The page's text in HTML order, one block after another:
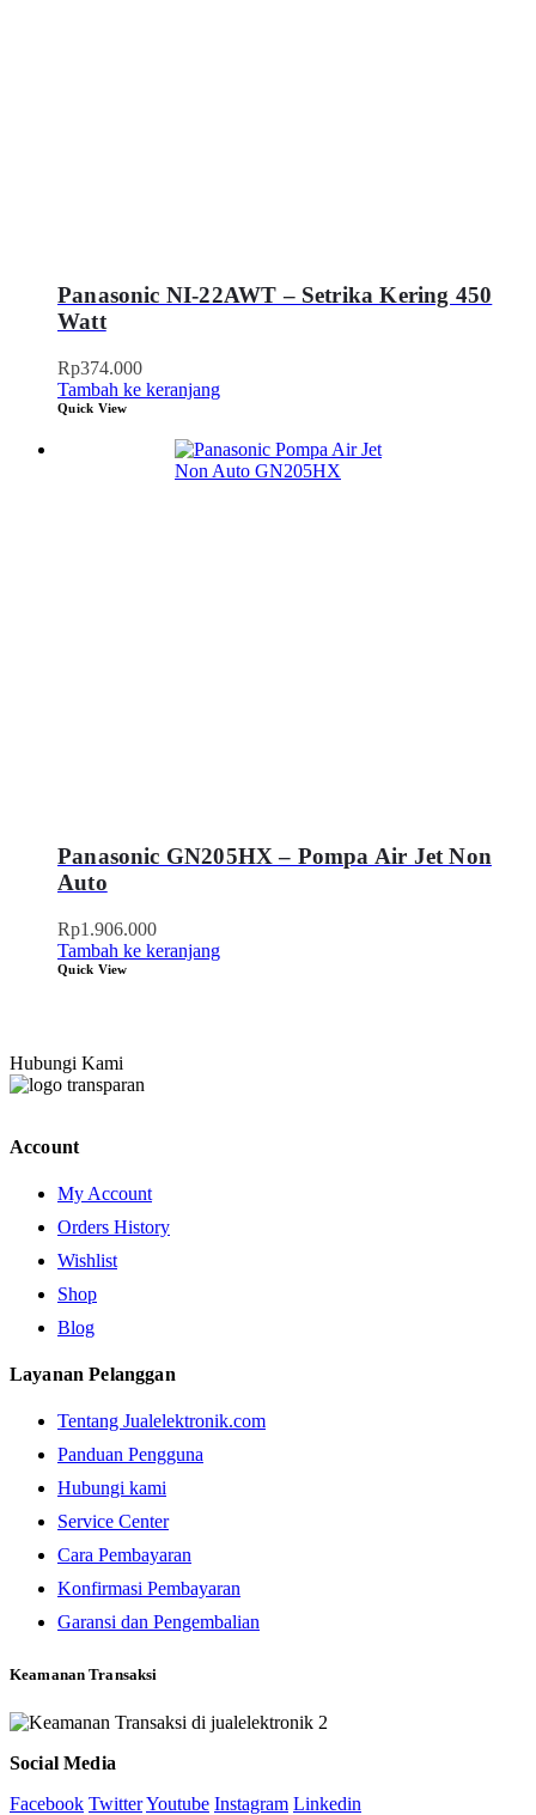
Panasonic NI-22AWT – Setrika Kering 450
Watt
Rp374.000
Tambah ke keranjang
Quick View
Panasonic GN205HX – Pompa Air Jet Non
Auto
Rp1.906.000
Tambah ke keranjang
Quick View
Hubungi Kami
Account
My Account
Orders History
Wishlist
Shop
Blog
Layanan Pelanggan
Tentang Jualelektronik.com
Panduan Pengguna
Hubungi kami
Service Center
Cara Pembayaran
Konfirmasi Pembayaran
Garansi dan Pengembalian
Keamanan Transaksi
Social Media
Facebook TwitterYoutube Instagram Linkedin